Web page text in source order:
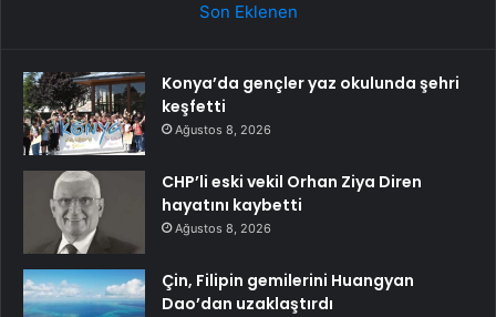
Son Eklenen
Konya’da gençler yaz okulunda şehri
keşfetti
Ağustos 8, 2026
CHP’li eski vekil Orhan Ziya Diren
hayatını kaybetti
Ağustos 8, 2026
Çin, Filipin gemilerini Huangyan
Dao’dan uzaklaştırdı